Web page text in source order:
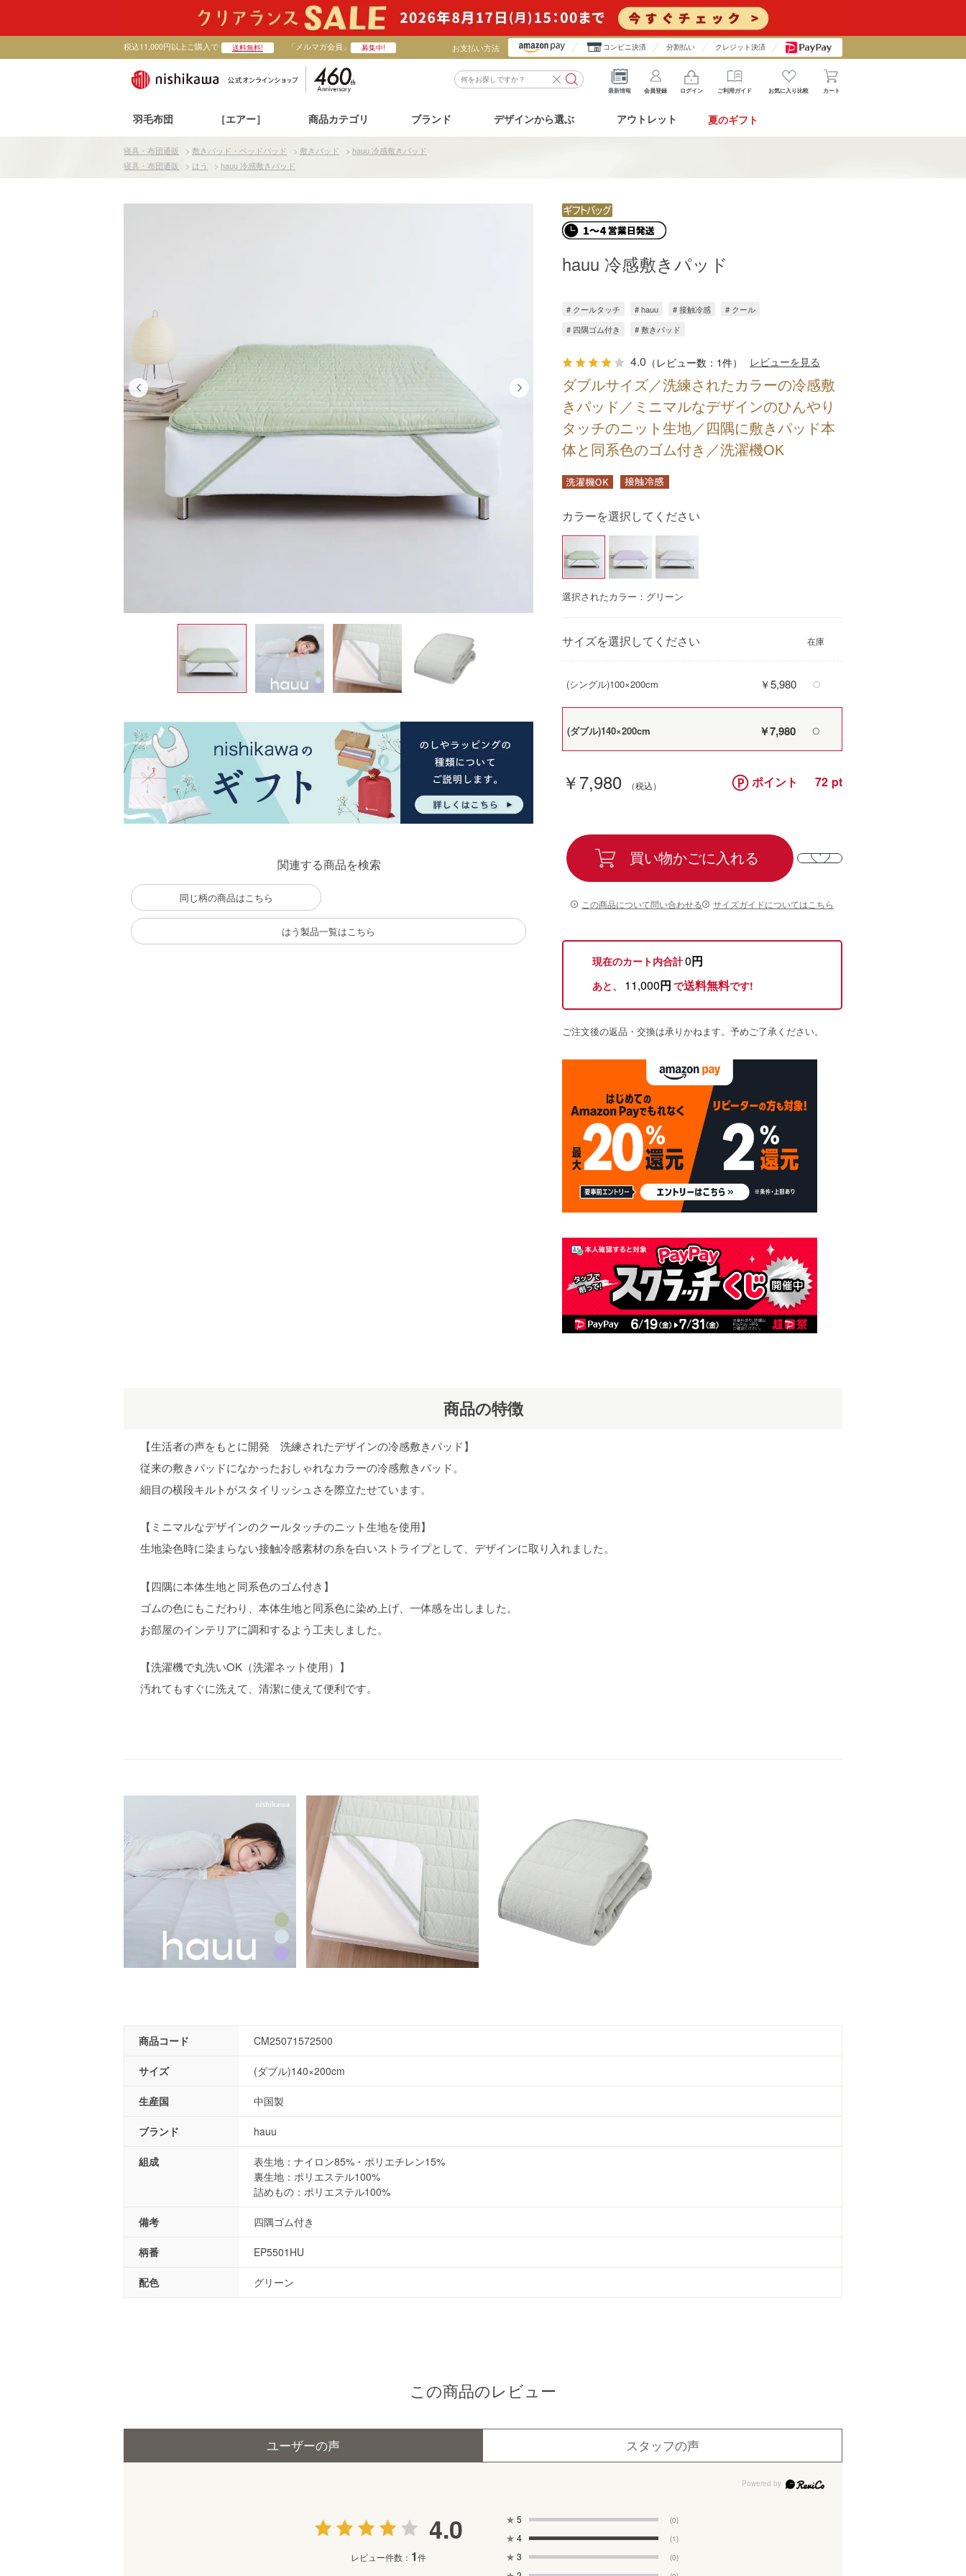
税込11,000円以上ご購入で 送料無料! 「メルマガ会員」 募集中! お支払い方法 コンビニ決済 分割払い クレジット決済
最新情報 会員登録 ログイン ご利用ガイド お気に入り比較 カート
羽毛布団 ［エアー］ 商品カテゴリ ブランド デザインから選ぶ アウトレット 夏のギフト
寝具・布団通販 > 敷きパッド・ベッドパッド > 敷きパッド > hauu 冷感敷きパッド
寝具・布団通販
> はう > hauu 冷感敷きパッド
関連する商品を検索
同じ柄の商品はこちら
はう製品一覧はこちら
ダブルサイズ／洗練されたカラーの冷感敷
きパッド／ミニマルなデザインのひんやり
タッチのニット生地／四隅に敷きパッド本
体と同系色のゴム付き／洗濯機OK
hauu 冷感敷きパッド
# クールタッチ # hauu # 接触冷感
# クール
# 四隅ゴム付き
# 敷きパッド
4.0 （レビュー数：1件） レビューを見る
￥7,980 ポイント 72
現在のカート内合計0円
あと、 11,000円 で送料無料です!
カラーを選択してください
選択されたカラー：グリーン
サイズを選択してください
(シングル)100×200cm ￥5,980 〇
(ダブル)140×200cm ￥7,980 〇
買い物かごに入れる
この商品について問い合わせる サイズガイドについてはこちら
ご注文後の返品・交換は承りかねます。予めご了承ください。
商品の特徴
【生活者の声をもとに開発 洗練されたデザインの冷感敷きパッド】
従来の敷きパッドになかったおしゃれなカラーの冷感敷きパッド。
細目の横段キルトがスタイリッシュさを際立たせています。
【ミニマルなデザインのクールタッチのニット生地を使用】
生地染色時に染まらない接触冷感素材の糸を白いストライプとして、デザインに取り入れました。
【四隅に本体生地と同系色のゴム付き】
ゴムの色にもこだわり、本体生地と同系色に染め上げ、一体感を出しました。
お部屋のインテリアに調和するよう工夫しました。
【洗濯機で丸洗いOK（洗濯ネット使用）】
汚れてもすぐに洗えて、清潔に使えて便利です。
商品コード CM25071572500
サイズ (ダブル)140×200cm
生産国 中国製
ブランド hauu
組成
表生地：ナイロン85%・ポリエチレン15%
裏生地：ポリエステル100%
詰めもの：ポリエステル100%
備考 四隅ゴム付き
柄番 EP5501HU
配色 グリーン
この商品のレビュー
ユーザーの声 スタッフの声
4.0
レビュー件数： 1件
★ 5 (0)
★ 4 (1)
★ 3 (0)